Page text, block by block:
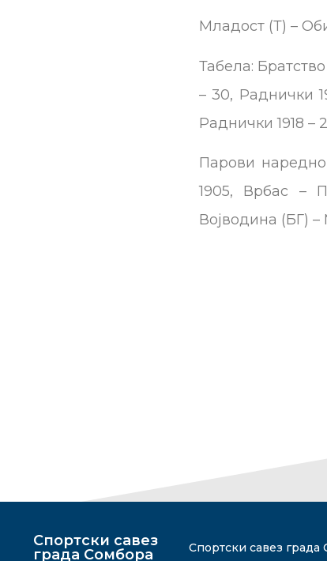
Младост (Т) –
Табела:
– 30, Раднички
Раднички 1918 –
Парови
1905, Врбас –
Војводина (БГ)
Спортски савез
града Сомбора​
Спортски савез